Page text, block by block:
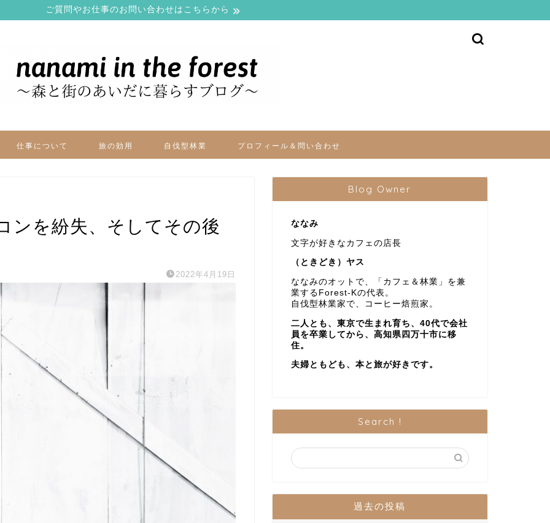
ご質問やお仕事のお問い合わせはこちらから
仕事について 旅の効用 自伐型林業 プロフィール＆問い合わせ
を紛失、そしてその後
2022年4月19日
Blog Owner
ななみ
文字が好きなカフェの店長
（ときどき）ヤス
ななみのオットで、「カフェ＆林業」を兼
業するForest-Kの代表。
自伐型林業家で、コーヒー焙煎家。
二人とも、東京で生まれ育ち、40代で会社
員を卒業してから、高知県四万十市に移
住。
夫婦ともども、本と旅が好きです。
Search !
過去の投稿